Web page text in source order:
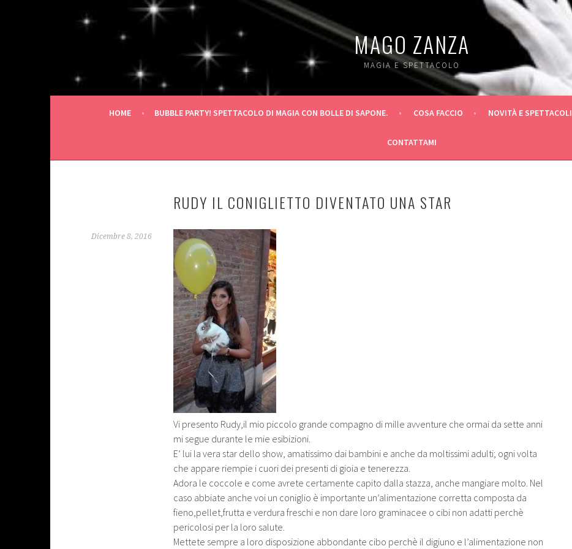
MAGO ZANZA
MAGIA E SPETTACOLO
HOME BUBBLE PARTY! SPETTACOLO DI MAGIA CON BOLLE DI SAPONE. COSA FACCIO NOVITÀ E SPETTACOLI
CONTATTAMI
RUDY IL CONIGLIETTO DIVENTATO UNA STAR
Dicembre 8, 2016
Vi presento Rudy,il mio piccolo grande compagno di mille avventure che ormai da sette anni
mi segue durante le mie esibizioni.
E’ lui la vera star dello show, amatissimo dai bambini e anche da moltissimi adulti; ogni volta
che appare riempie i cuori dei presenti di gioia e tenerezza.
Adora le coccole e come avrete certamente capito dalla stazza, anche mangiare molto. Nel
caso abbiate anche voi un coniglio è importante un’alimentazione corretta composta da
fieno,pellet,frutta e verdura freschi e non dare loro graminacee o cibi non adatti perchè
pericolosi per la loro salute.
Mettete sempre a loro disposizione abbondante cibo perchè il digiuno e l’alimentazione non